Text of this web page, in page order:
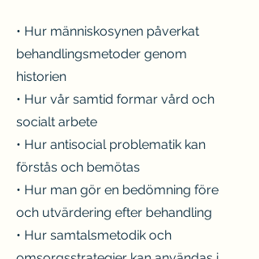
• Hur människosynen påverkat
behandlingsmetoder genom
historien
• Hur vår samtid formar vård och
socialt arbete
• Hur antisocial problematik kan
förstås och bemötas
• Hur man gör en bedömning före
och utvärdering efter behandling
• Hur samtalsmetodik och